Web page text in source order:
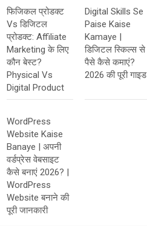
फिजिकल प्रोडक्ट
Vs डिजिटल
प्रोडक्ट: Affiliate
Marketing के लिए
कौन बेस्ट?
Physical Vs
Digital Product
Digital Skills Se
Paise Kaise
Kamaye |
डिजिटल स्किल्स से
पैसे कैसे कमाएं?
2026 की पूरी गाइड
WordPress
Website Kaise
Banaye | अपनी
वर्डप्रेस वेबसाइट
कैसे बनाएं 2026? |
WordPress
Website बनाने की
पूरी जानकारी